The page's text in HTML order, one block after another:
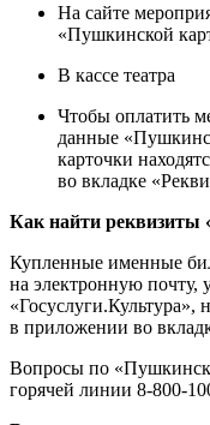
На сайте
«Пушкинской
В кассе театра
Чтобы оплатить
данные
карточки
во вкладке
Как найти
Купленные именные
на электронную почту,
«Госуслуги.Культура»,
в приложении во
Вопросы по
горячей линии 8-800-